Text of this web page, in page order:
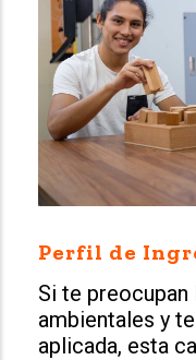
Perfil de
Si te
ambientales y
aplicada, esta